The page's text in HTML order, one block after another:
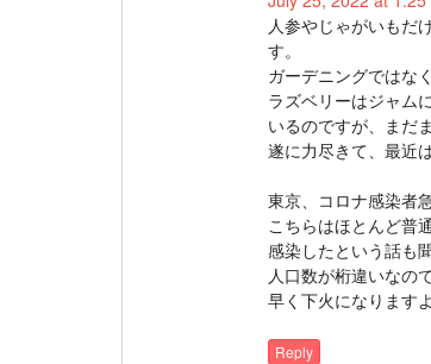
人参やじゃがいもだ
す。
ガーデニングではな
ラズベリーはジャム
いるのですが、まだ
遂に力尽きて、最近
東京、コロナ感染者
こちらはほとんど普
感染したという話も
人口数が桁違いなの
早く下火になります
Reply